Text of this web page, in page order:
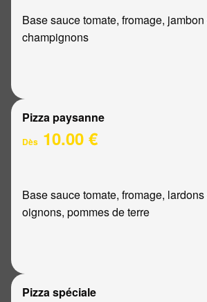
Base sauce tomate, fromage,
champignons
Pizza paysanne
Dès 10.00 €
Base sauce tomate, fromage,
oignons, pommes de terre
Pizza spéciale